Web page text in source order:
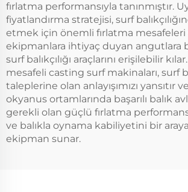
fırlatma performansıyla tanınmıştır.
fiyatlandırma stratejisi, surf
etmek için önemli fırlatma mesafeleri
ekipmanlara ihtiyaç duyan angutlara
surf balıkçılığı araçlarını erişilebilir
mesafeli casting surf makinaları, surf
taleplerine olan anlayışımızı yansıtır
okyanus ortamlarında başarılı balık
gerekli olan güçlü fırlatma
ve balıkla oynama kabiliyetini bir
ekipman sunar.